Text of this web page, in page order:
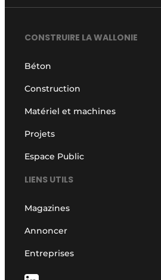
CONSTRUIRE LA WALLONIE
Béton
Construction
Matériel et machines
Projets
Espace Public
LIENS UTILS
Magazines
Annoncer
Entreprises